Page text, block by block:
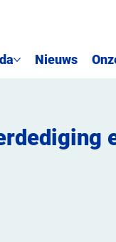
Nieuws